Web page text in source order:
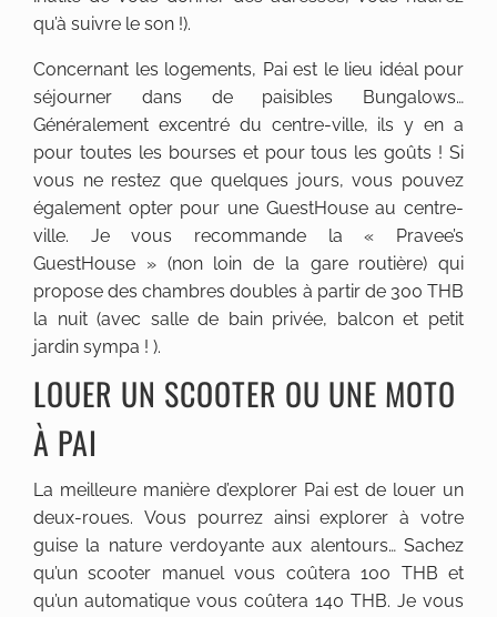
qu’à suivre le son !).
Concernant les logements, Pai est le lieu idéal pour
séjourner dans de paisibles Bungalows…
Généralement excentré du centre-ville, ils y en a
pour toutes les bourses et pour tous les goûts ! Si
vous ne restez que quelques jours, vous pouvez
également opter pour une GuestHouse au centre-
ville. Je vous recommande la « Pravee’s
GuestHouse » (non loin de la gare routière) qui
propose des chambres doubles à partir de 300 THB
la nuit (avec salle de bain privée, balcon et petit
jardin sympa ! ).
LOUER UN SCOOTER OU UNE MOTO
À PAI
La meilleure manière d’explorer Pai est de louer un
deux-roues. Vous pourrez ainsi explorer à votre
guise la nature verdoyante aux alentours… Sachez
qu’un scooter manuel vous coûtera 100 THB et
qu’un automatique vous coûtera 140 THB. Je vous